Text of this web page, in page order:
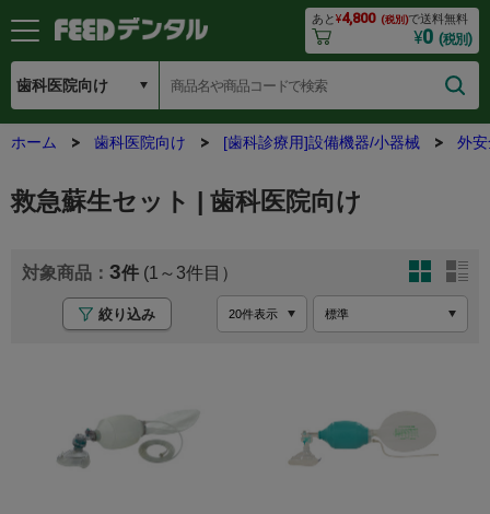
あと¥4,800 (税別)で送料無料
¥0 (税別)
ホーム 歯科医院向け [歯科診療用]設備機器/小器械 外
救急蘇生セット | 歯科医院向け
3 (1～3
絞り込み